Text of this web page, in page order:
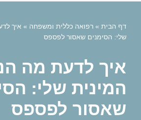
דף הבית » רפואה כללית ומשפחה » איך
שלי: הסימנים שאסור לפספס
איך לדעת מה
המינית שלי:
שאסור לפספס